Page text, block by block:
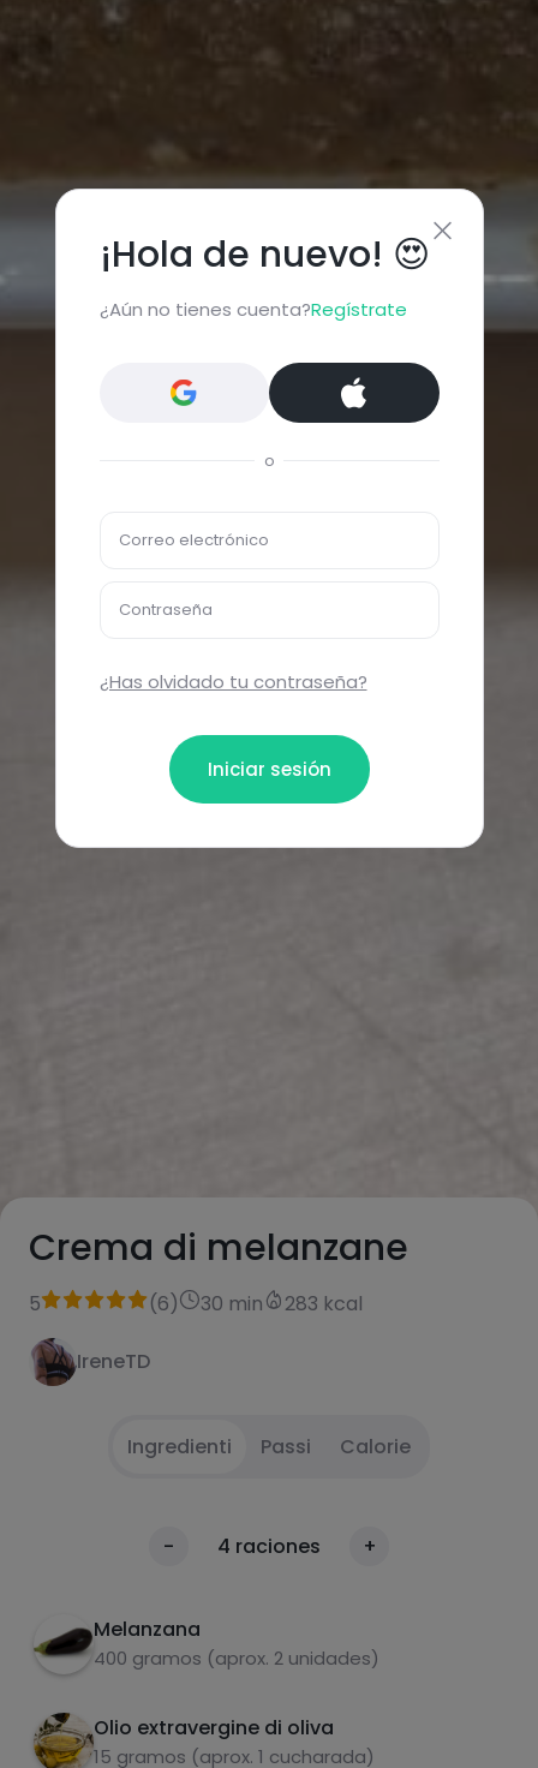
Crema di melanzane
5 (6) 30 min 283 kcal
IreneTD
Ingredienti Passi Calorie
- 4 raciones +
Melanzana
400 gramos (aprox. 2 unidades)
Olio extravergine di oliva
15 gramos (aprox. 1 cucharada)
ingredienti e frullare.
¡Hola de nuevo! 😍
¿Aún no tienes cuenta?Regístrate
o
Correo electrónico
Contraseña
¿Has olvidado tu contraseña?
Iniciar sesión